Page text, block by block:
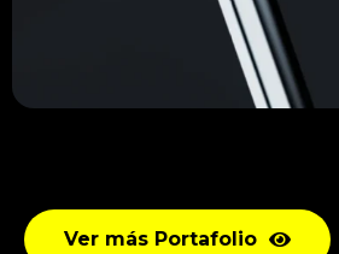
Ver más Portafolio